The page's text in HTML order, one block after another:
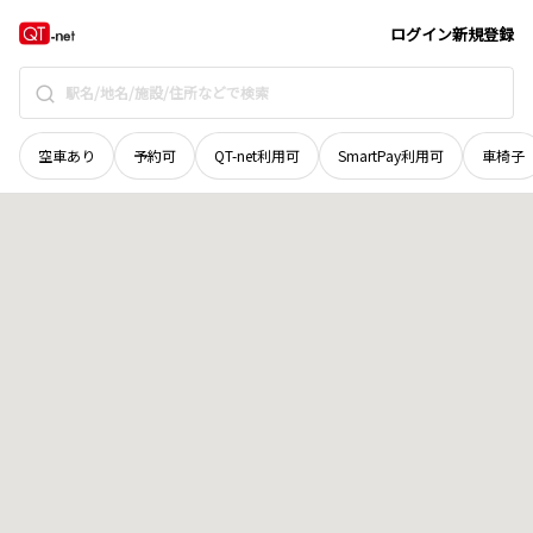
ログイン新規登録
空車あり 予約可 QT-net利用可 SmartPay利用可 車椅子
長野県